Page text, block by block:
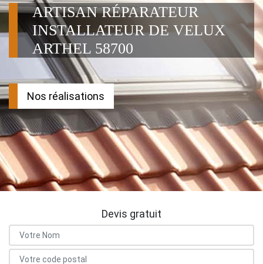
ARTISAN RÉPARATEUR
INSTALLATEUR DE VELUX
ARTHEL 58700
Nos réalisations
Devis gratuit